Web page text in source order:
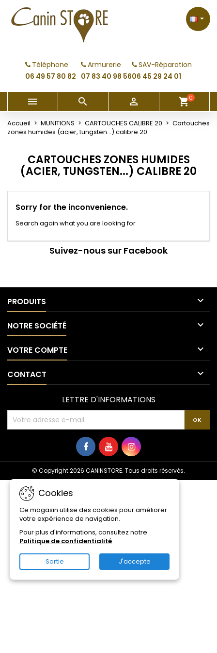
Téléphone
06 49 57 80 82
Armurerie
07 83 40 98 56
SAV-Réparation
06 45 29 24 01

   shopping_cart0
Accueil MUNITIONS CARTOUCHES CALIBRE 20
Cartouches
zones humides (acier, tungsten...) calibre 20
CARTOUCHES ZONES HUMIDES
(ACIER, TUNGSTEN...) CALIBRE 20
Sorry for the inconvenience.
Search again what you are looking for
Suivez-nous sur Facebook
PRODUITS 
NOTRE SOCIÉTÉ 
VOTRE COMPTE 
CONTACT 
My wishlists ×
Create new list
((modalTitle)) ×
((confirmMessage))
((cancelText)) ((modalDeleteText))
Créer une liste d'envies ×
Créer une liste d'envies
Connexion ×
Vous devez être connecté pour ajouter des produits
Cookies
Ce magasin utilise des cookies pour améliorer
votre expérience de navigation.
Pour plus d'informations, consultez notre
Politique de confidentialité.
Sortie J'accepte
LETTRE D'INFORMATIONS
© Copyright 2026 CANINSTORE. Tous droits réservés.